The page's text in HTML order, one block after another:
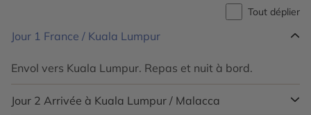
Tout déplier
Jour 1 France / Kuala Lumpur
Envol vers Kuala Lumpur. Repas et nuit à bord.
Jour 2 Arrivée à Kuala Lumpur / Malacca